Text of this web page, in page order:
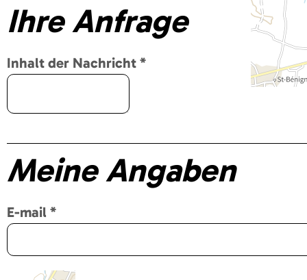
Ihre Anfrage
Inhalt der Nachricht *
Meine Angaben
E-mail *